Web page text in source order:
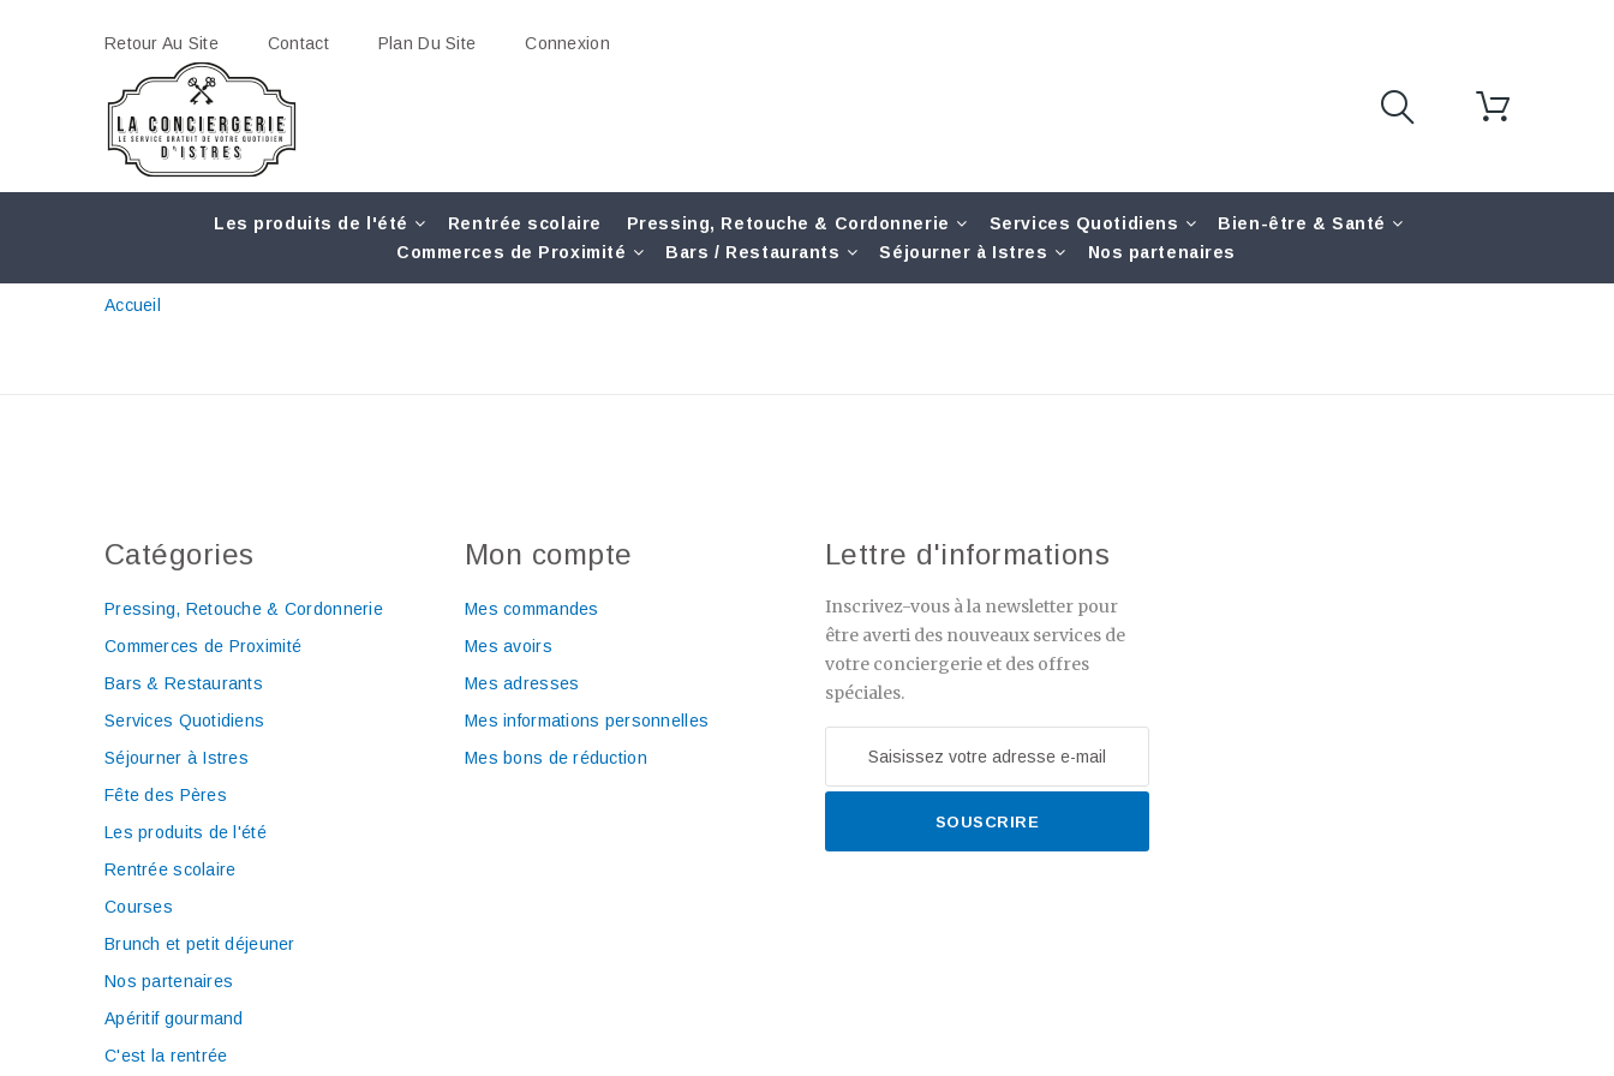
Retour Au Site Contact Plan Du Site Connexion
Les produits de l'été Rentrée scolaire Pressing, Retouche & Cordonnerie Services Quotidiens
Bien-être & Santé
Commerces de Proximité
Bars / Restaurants Séjourner à Istres Nos partenaires
Accueil
Catégories
Pressing, Retouche & Cordonnerie
Commerces de Proximité
Bars & Restaurants
Services Quotidiens
Séjourner à Istres
Fête des Pères
Les produits de l'été
Rentrée scolaire
Courses
Brunch et petit déjeuner
Nos partenaires
Apéritif gourmand
C'est la rentrée
Mon compte
Mes commandes
Mes avoirs
Mes adresses
Mes informations personnelles
Mes bons de réduction
Lettre d'informations
Inscrivez-vous à la newsletter pour
être averti des nouveaux services de
votre conciergerie et des offres
spéciales.
SOUSCRIRE